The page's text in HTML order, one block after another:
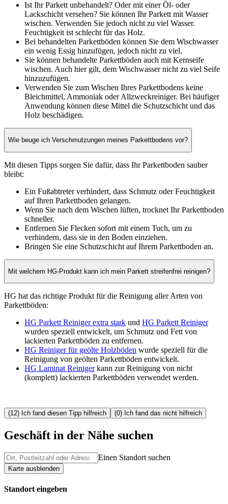
Ist Ihr Parkett unbehandelt? Oder mit einer Öl- oder
Lackschicht versehen? Sie können Ihr Parkett mit Wasser
wischen. Verwenden Sie jedoch nicht zu viel Wasser.
Feuchtigkeit ist schlecht für das Holz.
Bei behandelten Parkettböden können Sie dem Wischwasser
ein wenig Essig hinzufügen, jedoch nicht zu viel.
Sie können behandelte Parkettböden auch mit Kernseife
wischen. Auch hier gilt, dem Wischwasser nicht zu viel Seife
hinzuzufügen.
Verwenden Sie zum Wischen Ihres Parkettbodens keine
Bleichmittel, Ammoniak oder Allzweckreiniger. Bei häufiger
Anwendung können diese Mittel die Schutzschicht und das
Holz beschädigen.
Wie beuge ich Verschmutzungen meines Parkettbodens vor?
Mit diesen Tipps sorgen Sie dafür, dass Ihr Parkettboden sauber
bleibt:
Ein Fußabtreter verhindert, dass Schmutz oder Feuchtigkeit
auf Ihren Parkettboden gelangen.
Wenn Sie nach dem Wischen lüften, trocknet Ihr Parkettboden
schneller.
Entfernen Sie Flecken sofort mit einem Tuch, um zu
verhindern, dass sie in den Boden einziehen.
Bringen Sie eine Schutzschicht auf Ihrem Parkettboden an.
Mit welchem HG-Produkt kann ich mein Parkett streifenfrei reinigen?
HG hat das richtige Produkt für die Reinigung aller Arten von
Parkettböden:
HG Parkett Reiniger extra stark und HG Parkett Reiniger
wurden speziell entwickelt, um Schmutz und Fett von
lackierten Parkettböden zu entfernen.
HG Reiniger für geölte Holzböden wurde speziell für die
Reinigung von geölten Parkettböden entwickelt.
HG Laminat Reinigerkann zur Reinigung von nicht
(komplett) lackierten Parkettböden verwendet werden.
(12) Ich fand diesen Tipp hilfreich (0) Ich fand das nicht hilfreich
Geschäft in der Nähe suchen
Einen Standort suchen
Karte ausblenden
Standort eingeben